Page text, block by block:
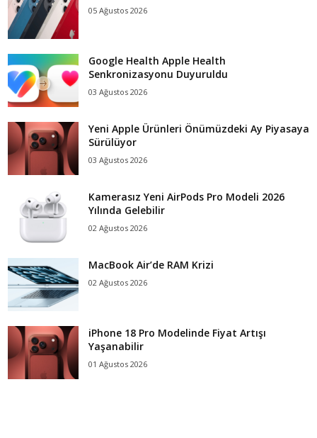
05 Ağustos 2026
Google Health Apple Health
Senkronizasyonu Duyuruldu
03 Ağustos 2026
Yeni Apple Ürünleri Önümüzdeki Ay Piyasaya
Sürülüyor
03 Ağustos 2026
Kamerasız Yeni AirPods Pro Modeli 2026
Yılında Gelebilir
02 Ağustos 2026
MacBook Air’de RAM Krizi
02 Ağustos 2026
iPhone 18 Pro Modelinde Fiyat Artışı
Yaşanabilir
01 Ağustos 2026